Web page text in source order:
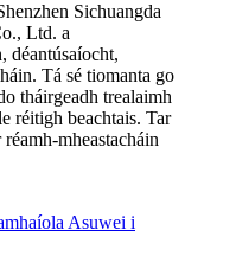
Sichuangda
Ltd. a
déantúsaíocht,
Tá sé tiomanta go
tháirgeadh trealaimh
réitigh beachtais. Tar
mheastacháin